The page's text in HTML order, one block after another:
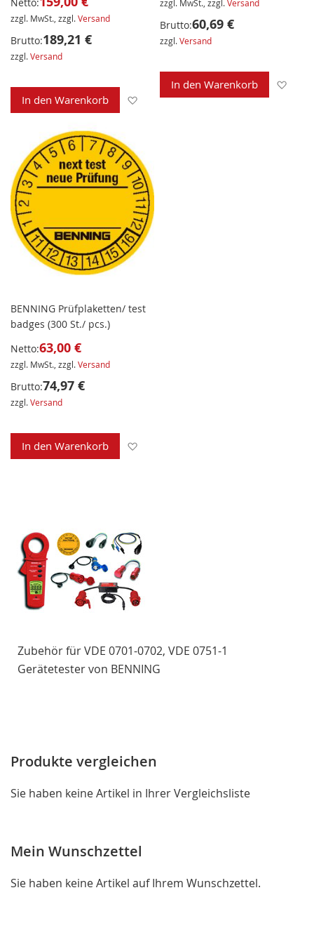
zzgl. MwSt., zzgl.Versand
Brutto:189,21 €
zzgl.Versand
In den Warenkorb Zur Wunschliste hinzufügen
zzgl. MwSt., zzgl.Versand
Brutto:60,69 €
zzgl.Versand
In den Warenkorb
BENNING Prüfplaketten/ test
badges (300 St./ pcs.)
Netto:63,00 €
zzgl. MwSt., zzgl.Versand
Brutto:74,97 €
zzgl.Versand
In den Warenkorb
Zubehör für VDE 0701-0702, VDE 0751-1
Gerätetester von BENNING
Produkte vergleichen
Sie haben keine Artikel in Ihrer Vergleichsliste
Mein Wunschzettel
Sie haben keine Artikel auf Ihrem Wunschzettel.